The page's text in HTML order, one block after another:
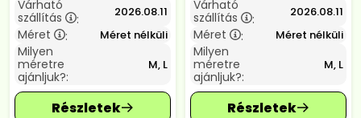
Várható
szállítás
: 2026.08.11
Méret : Méret nélküli
Milyen
méretre
ajánljuk?:
M, L
Várható
szállítás
: 2026.08.11
Méret : Méret nélküli
Milyen
méretre
ajánljuk?:
M, L